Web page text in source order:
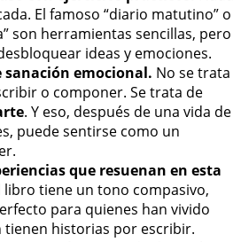
El famoso “diario matutino” o
son herramientas sencillas, pero
ideas y emociones.
sanación emocional. No se trata
o componer. Se trata de
. Y eso, después de una vida de
puede sentirse como un
que resuenan en esta
libro tiene un tono compasivo,
para quienes han vivido
tienen historias por escribir.